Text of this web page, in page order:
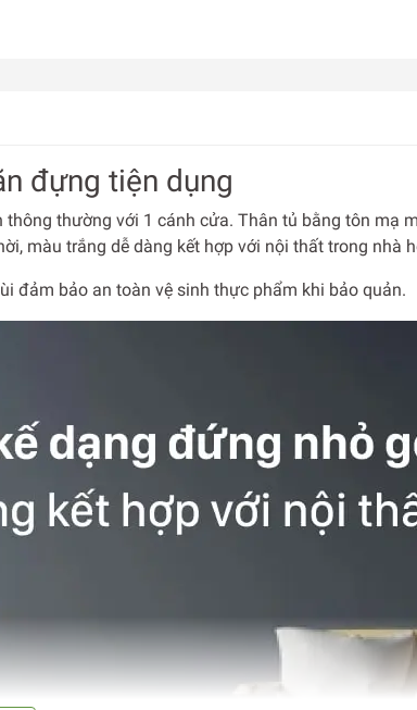
đựng tiện dụng
thường với 1 cánh cửa. Thân tủ bằng tôn mạ
màu trắng dễ dàng kết hợp với nội thất trong nhà
đảm bảo an toàn vệ sinh thực phẩm khi bảo quản.